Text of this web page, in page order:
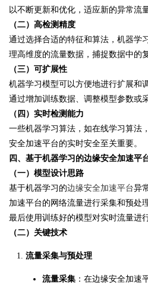
以不断更新和优化，适应新的异常流
（二）高检测精度
通过选择合适的特征和算法，机器学
理高维度的流量数据，捕捉数据中的
（三）可扩展性
机器学习模型可以方便地进行扩展和
通过增加训练数据、调整模型参数或
（四）实时检测能力
一些机器学习算法，如在线学习算法
安全加速平台的实时安全至关重要。
四、基于机器学习的边缘安全加速平
（一）模型设计思路
基于机器学习的边缘安全加速平台异
加速平台的网络流量进行采集和预处
最后使用训练好的模型对实时流量进
（二）关键技术
流量采集与预处理
流量采集 ：在边缘安全加速